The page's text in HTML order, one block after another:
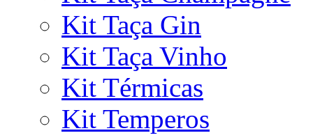
Kit Taça Gin
Kit Taça Vinho
Kit Térmicas
Kit Temperos